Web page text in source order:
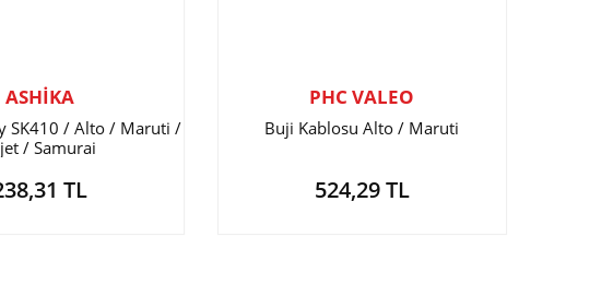
ASHİKA
SK410 / Alto / Maruti /
/ Samurai
TL
PHC VALEO
Buji Kablosu Alto / Maruti
524,29 TL